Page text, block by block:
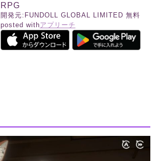
RPG
開発元: FUNDOLL GLOBAL LIMITED 無料
posted withアプリーチ